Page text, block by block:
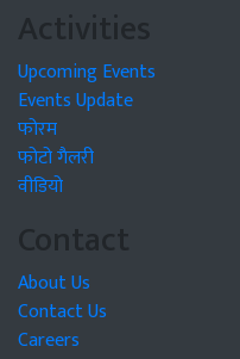
Activities
Upcoming Events
Events Update
फोरम
फोटो गैलरी
वीडियो
Contact
About Us
Contact Us
Careers